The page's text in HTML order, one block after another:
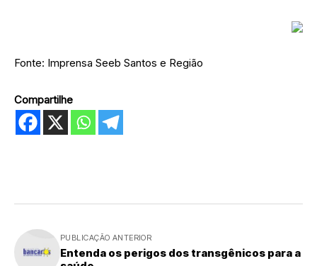
Fonte: Imprensa Seeb Santos e Região
Compartilhe
PUBLICAÇÃO ANTERIOR
Entenda os perigos dos transgênicos para a